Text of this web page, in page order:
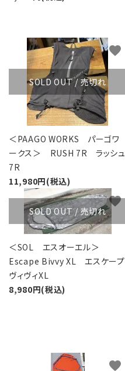
SOLD OUT / 売切れ
＜PAAGO WORKS パーゴワ
ークス＞ RUSH 7R ラッシュ
7R
11,980円(税込)
favorite
SOLD OUT / 売切れ
＜SOL エスオーエル＞
Escape Bivvy XL エスケープ
ヴィヴィXL
8,980円(税込)
favorite
favorite